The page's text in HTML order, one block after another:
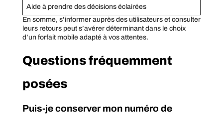
Aide à prendre des décisions éclairées
En somme, s’informer auprès des utilisateurs et consulter
leurs retours peut s’avérer déterminant dans le choix
d’un forfait mobile adapté à vos attentes.
Questions fréquemment
posées
Puis-je conserver mon numéro de